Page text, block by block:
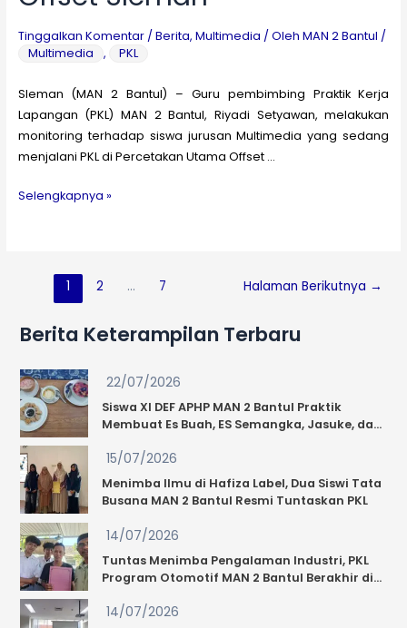
Tinggalkan Komentar / Berita, Multimedia / Oleh MAN 2 Bantul /
Multimedia
, PKL
Sleman (MAN 2 Bantul) – Guru pembimbing Praktik Kerja
Lapangan (PKL) MAN 2 Bantul, Riyadi Setyawan, melakukan
monitoring terhadap siswa jurusan Multimedia yang sedang
menjalani PKL di Percetakan Utama Offset …
Pantau
Lakukan
Siswa
di
Utama
Offset
Sleman
Selengkapnya »
1 2 … 7 Halaman Berikutnya →
Berita Keterampilan Terbaru
Siswa XI DEF APHP MAN 2 Bantul Praktik
Membuat Es Buah, ES Semangka, Jasuke, dan
Sekali!”
22/07/2026
Menimba Ilmu di Hafiza Label, Dua Siswi Tata
Busana MAN 2 Bantul Resmi Tuntaskan PKL
15/07/2026
Tuntas Menimba Pengalaman Industri, PKL
Program Otomotif MAN 2 Bantul Berakhir di
14/07/2026
14/07/2026